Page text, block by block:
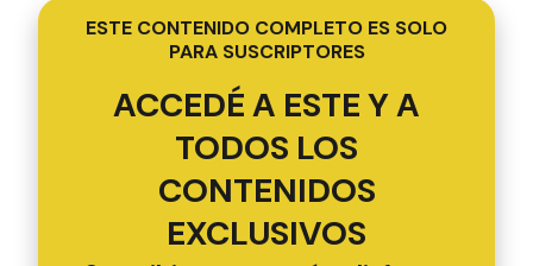
ESTE CONTENIDO COMPLETO ES SOLO
PARA SUSCRIPTORES
ACCEDÉ A ESTE Y A
TODOS LOS
CONTENIDOS
EXCLUSIVOS